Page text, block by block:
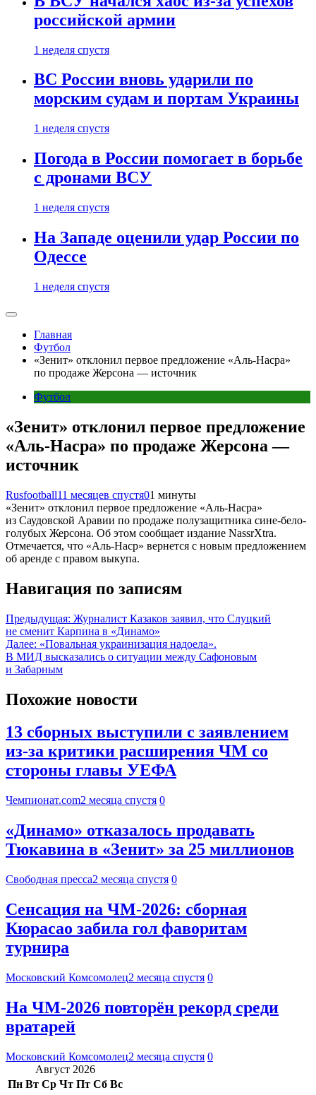
российской армии
1 неделя спустя
ВС России вновь ударили по
морским судам и портам Украины
1 неделя спустя
Погода в России помогает в борьбе
с дронами ВСУ
1 неделя спустя
На Западе оценили удар России по
Одессе
1 неделя спустя
Главная
Футбол
«Зенит» отклонил первое предложение «Аль-Насра»
по продаже Жерсона — источник
Футбол
«Зенит» отклонил первое предложение
«Аль-Насра» по продаже Жерсона —
источник
Rusfootball11 месяцев спустя01 минуты
«Зенит» отклонил первое предложение «Аль-Насра»
из Саудовской Аравии по продаже полузащитника сине-бело-
голубых Жерсона. Об этом сообщает издание NassrXtra.
Отмечается, что «Аль-Наср» вернется с новым предложением
об аренде с правом выкупа.
Навигация по записям
Предыдущая: Журналист Казаков заявил, что Слуцкий
не сменит Карпина в «Динамо»
Далее: «Повальная украинизация надоела».
В МИД высказались о ситуации между Сафоновым
и Забарным
Похожие новости
13 сборных выступили с заявлением
из-за критики расширения ЧМ со
стороны главы УЕФА
Чемпионат.com2 месяца спустя 0
«Динамо» отказалось продавать
Тюкавина в «Зенит» за 25 миллионов
Свободная пресса2 месяца спустя 0
Сенсация на ЧМ-2026: сборная
Кюрасао забила гол фаворитам
турнира
Московский Комсомолец2 месяца спустя 0
На ЧМ-2026 повторён рекорд среди
вратарей
Московский Комсомолец2 месяца спустя 0
Август 2026
Пн Вт Ср Чт Пт Сб Вс